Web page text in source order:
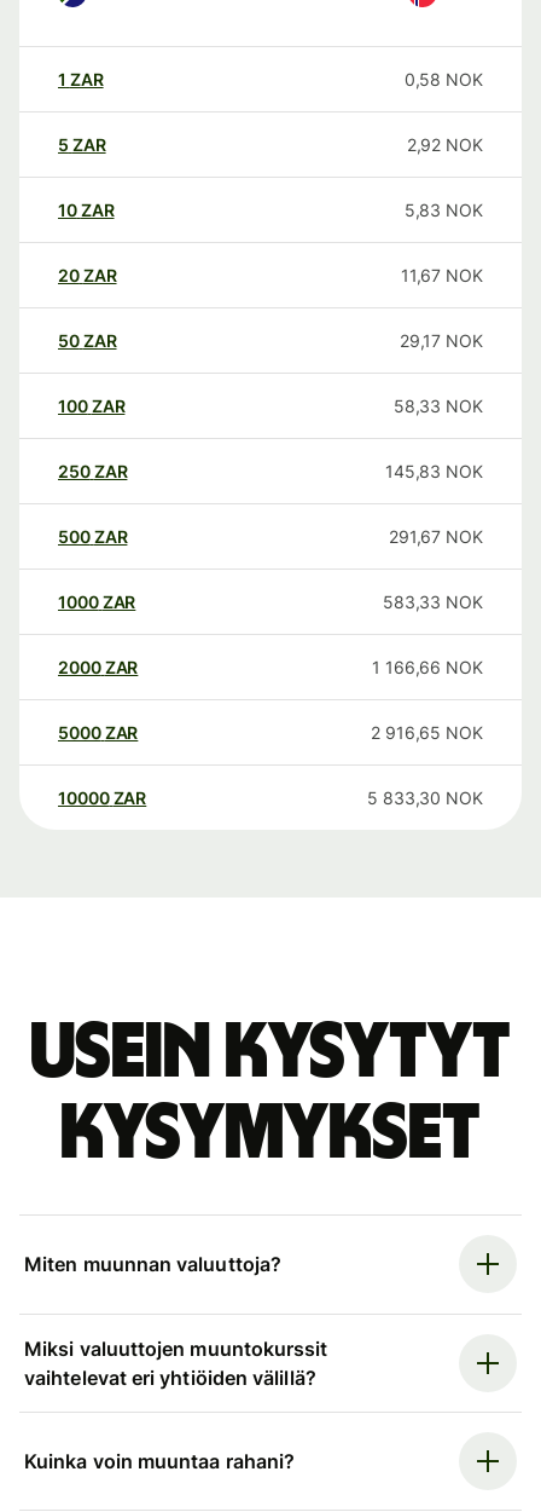
1 ZAR 0,58 NOK
5 ZAR 2,92 NOK
10ZAR 5,83 NOK
20ZAR 11,67 NOK
50ZAR 29,17 NOK
100ZAR 58,33 NOK
250ZAR 145,83 NOK
500ZAR 291,67 NOK
1000ZAR 583,33 NOK
2000ZAR 1 166,66 NOK
5000ZAR 2 916,65 NOK
10000 ZAR 5 833,30 NOK
Usein kysytyt
kysymykset
Miten muunnan valuuttoja?
Miksi valuuttojen muuntokurssit
vaihtelevat eri yhtiöiden välillä?
Kuinka voin muuntaa rahani?